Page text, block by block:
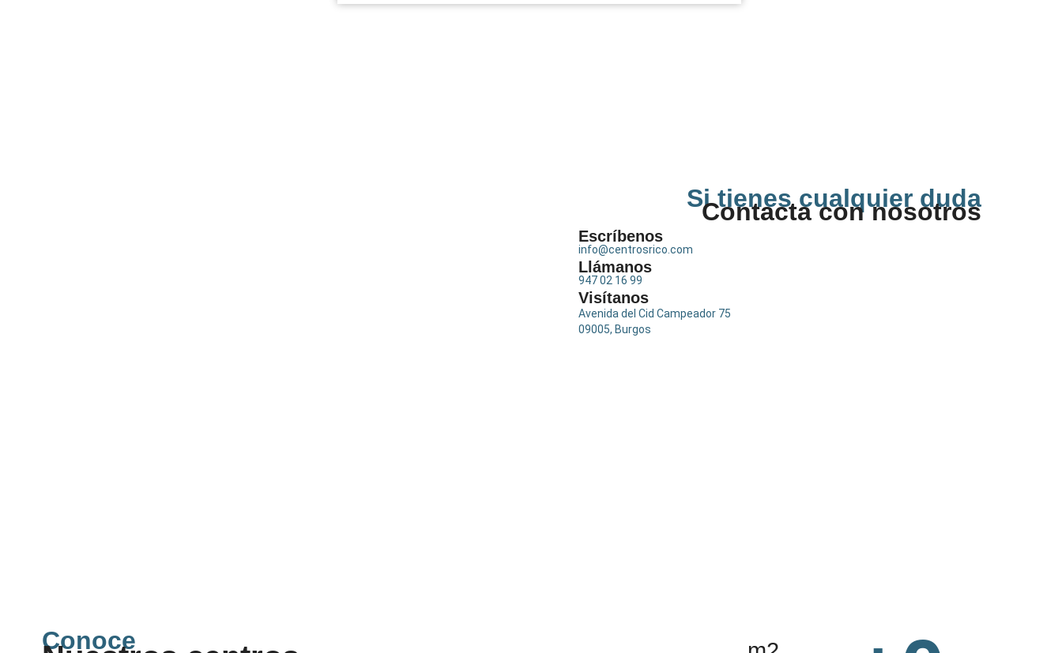
Si tienes cualquier duda
Contacta con nosotros
Escríbenos
info@centrosrico.com
Llámanos
947 02 16 99
Visítanos
Avenida del Cid Campeador 75
09005, Burgos
Conoce